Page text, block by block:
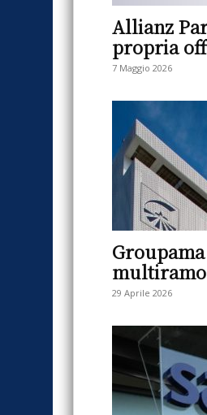
Allianz
propria
7 Maggio 2026
multiramo
29 Aprile 2026